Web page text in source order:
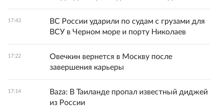
17:43
ВС России ударили по судам с грузами для
ВСУ в Черном море и порту Николаев
17:22
Овечкин вернется в Москву после
завершения карьеры
17:14
Baza: В Таиланде пропал известный диджей
из России